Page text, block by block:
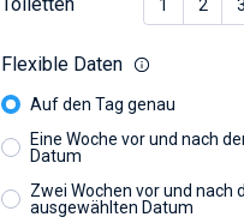
1 2 3
Flexible Daten
Auf den Tag genau
Eine Woche vor und nach
Datum
Zwei Wochen vor und nach
ausgewählten Datum